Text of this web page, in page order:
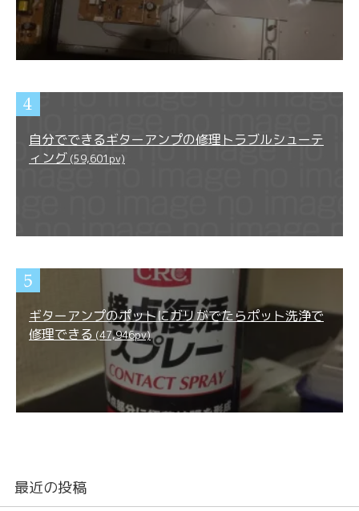
自分でできるギターアンプの修理トラブルシューテ
ィング (59,601pv)
ギターアンプのポットにガリがでたらポット洗浄で
修理できる (47,946pv)
最近の投稿